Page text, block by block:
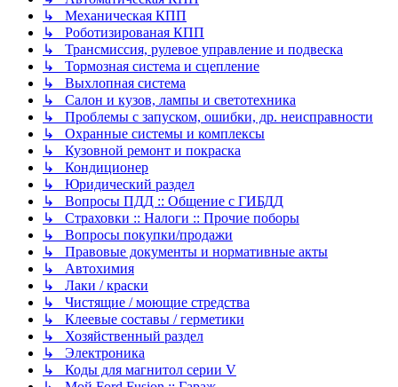
↳ Механическая КПП
↳ Роботизированая КПП
↳ Трансмиссия, рулевое управление и подвеска
↳ Тормозная система и сцепление
↳ Выхлопная система
↳ Салон и кузов, лампы и светотехника
↳ Проблемы с запуском, ошибки, др. неисправности
↳ Охранные системы и комплексы
↳ Кузовной ремонт и покраска
↳ Кондиционер
↳ Юридический раздел
↳ Вопросы ПДД :: Общение с ГИБДД
↳ Страховки :: Налоги :: Прочие поборы
↳ Вопросы покупки/продажи
↳ Правовые документы и нормативные акты
↳ Автохимия
↳ Лаки / краски
↳ Чистящие / моющие стредства
↳ Клеевые составы / герметики
↳ Хозяйственный раздел
↳ Электроника
↳ Коды для магнитол серии V